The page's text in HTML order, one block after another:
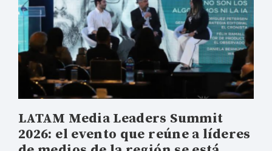
LATAM Media Leaders Summit
2026: el evento que reúne a líderes